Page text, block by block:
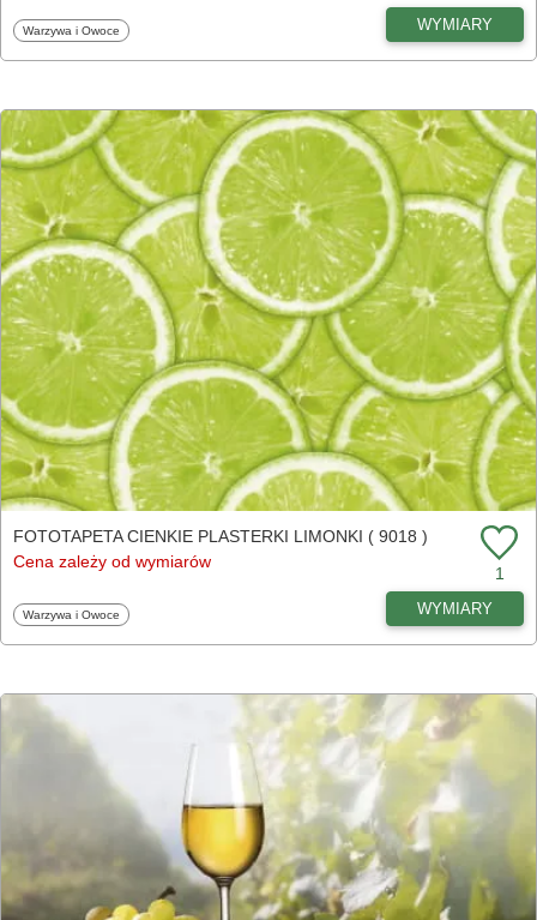
Fototapety
Warzywa i Owoce WYMIARY
FOTOTAPETA CIENKIE PLASTERKI LIMONKI ( 9018 )
Cena zależy od wymiarów
1
Fototapety
Warzywa i Owoce WYMIARY